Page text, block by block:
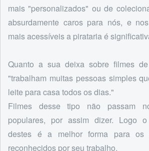
mais "personalizados" ou de
absurdamente caros para nós, e
mais acessíveis a pirataria é
Quanto a sua deixa sobre filmes
"trabalham muitas pessoas simples
leite para casa todos os dias."
Filmes desse tipo não passam
populares, por assim dizer. Logo o
destes é a melhor forma para os
reconhecidos por seu trabalho.